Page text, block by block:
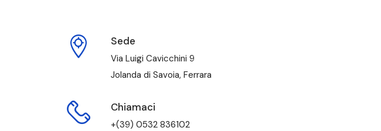
Sede
Via Luigi Cavicchini 9
Jolanda di Savoia, Ferrara
Chiamaci
+(39) 0532 836102